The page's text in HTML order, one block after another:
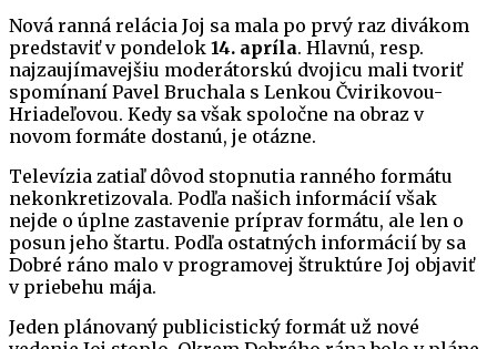
Nová ranná relácia Joj sa mala po prvý raz divákom
predstaviť v pondelok 14. apríla. Hlavnú, resp.
najzaujímavejšiu moderátorskú dvojicu mali tvoriť
spomínaní Pavel Bruchala s Lenkou Čvirikovou-
Hriadeľovou. Kedy sa však spoločne na obraz v
novom formáte dostanú, je otázne.
Televízia zatiaľ dôvod stopnutia ranného formátu
nekonkretizovala. Podľa našich informácií však
nejde o úplne zastavenie príprav formátu, ale len o
posun jeho štartu. Podľa ostatných informácií by sa
Dobré ráno malo v programovej štruktúre Joj objaviť
v priebehu mája.
Jeden plánovaný publicistický formát už nové